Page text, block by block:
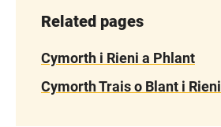
Related pages
Cymorth i Rieni a Phlant
Cymorth Trais o Blant i Rieni